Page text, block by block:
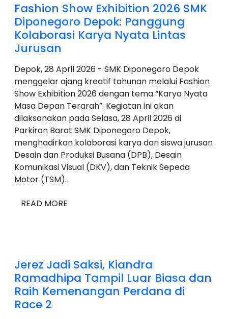
Fashion Show Exhibition 2026 SMK
Diponegoro Depok: Panggung
Kolaborasi Karya Nyata Lintas
Jurusan
Depok, 28 April 2026 - SMK Diponegoro Depok
menggelar ajang kreatif tahunan melalui Fashion
Show Exhibition 2026 dengan tema “Karya Nyata
Masa Depan Terarah”. Kegiatan ini akan
dilaksanakan pada Selasa, 28 April 2026 di
Parkiran Barat SMK Diponegoro Depok,
menghadirkan kolaborasi karya dari siswa jurusan
Desain dan Produksi Busana (DPB), Desain
Komunikasi Visual (DKV), dan Teknik Sepeda
Motor (TSM).
READ MORE
Jerez Jadi Saksi, Kiandra
Ramadhipa Tampil Luar Biasa dan
Raih Kemenangan Perdana di
Race 2